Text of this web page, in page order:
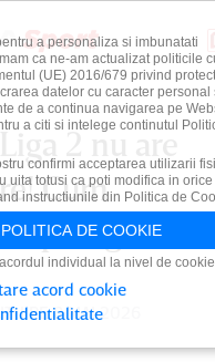
2 nu are
Cum
Superliga
PE 8 MAI 2026
a personaliza si imbunatati
ca ne-am actualizat politicile
(UE) 2016/679 privind
datelor cu caracter personal
de a continua navigarea pe
a citi si intelege continutul
confirmi acceptarea utilizarii
uita totusi ca poti modifica in orice
instructiunile din Politica de
DE COOKIE
individual la nivel de
acord cookie